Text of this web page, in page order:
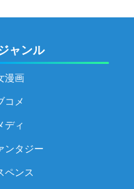
ャンル
漫画
コメ
ディ
ンタジー
ペンス